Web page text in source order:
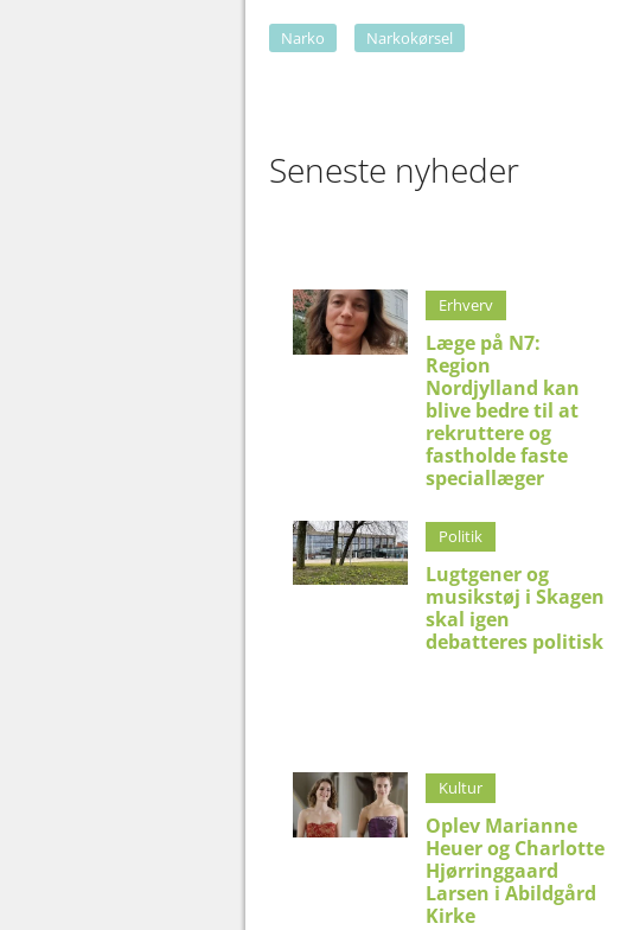
Narko Narkokørsel
Seneste nyheder
Erhverv
Læge på N7:
Region
Nordjylland kan
blive bedre til at
rekruttere og
fastholde faste
speciallæger
Politik
Lugtgener og
musikstøj i Skagen
skal igen
debatteres politisk
Kultur
Oplev Marianne
Heuer og Charlotte
Hjørringgaard
Larsen i Abildgård
Kirke